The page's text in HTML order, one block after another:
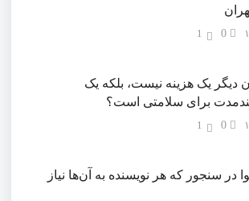
1
دیگر یک هزینه نیست، بلکه یک
برای سلامتی است؟
1
در سنجور که هر نویسنده به آن‌ها نیاز